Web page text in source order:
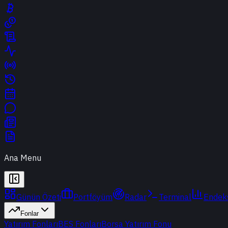
Ana Menu
Günün Özeti Portföyüm Radar Terminal
Fonlar
Yatırım FonlarıBES FonlarıBorsa Yatırım Fonu